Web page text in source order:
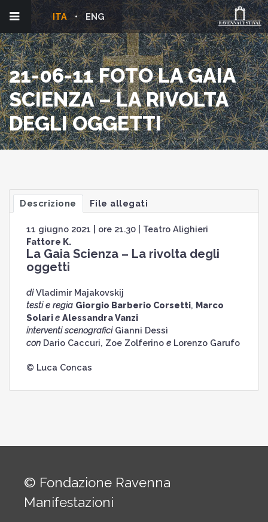
ENG
ITA
21-06-11 FOTO LA GAIA
SCIENZA – LA RIVOLTA
DEGLI OGGETTI
Descrizione File allegati
11 giugno 2021 | ore 21.30 | Teatro Alighieri
Fattore K.
La Gaia Scienza – La rivolta degli
oggetti
diVladimir Majakovskij
testi e regia Giorgio Barberio Corsetti, Marco
Solarie Alessandra Vanzi
interventi scenografici Gianni Dessì
conDario Caccuri, Zoe Zolferino eLorenzo Garufo
© Luca Concas
© Fondazione Ravenna
Manifestazioni